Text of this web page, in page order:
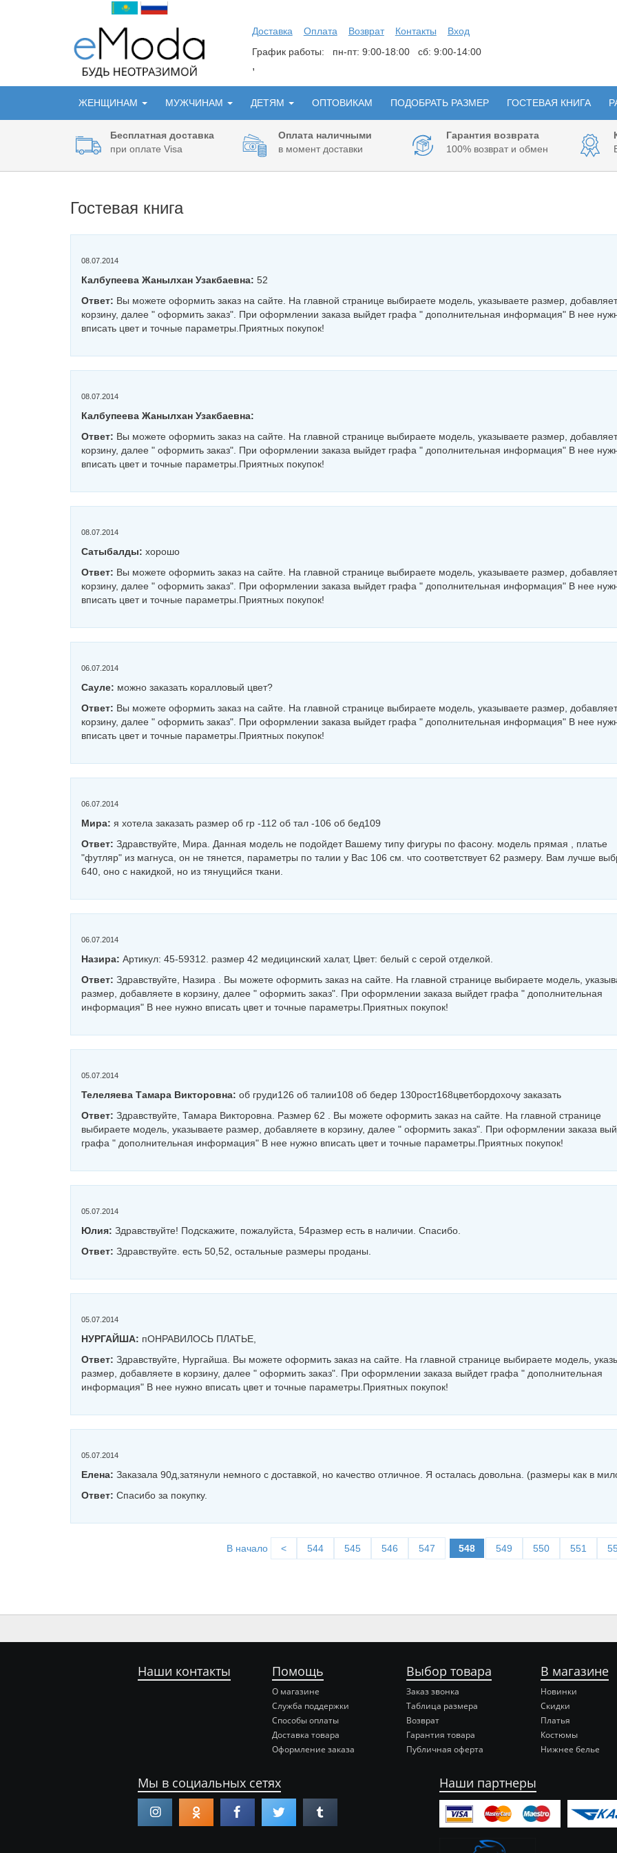
Доставка Оплата Возврат Контакты
Вход
График работы: пн-пт: 9:00-18:00 сб: 9:00-14:00
,
ЖЕНЩИНАМ МУЖЧИНАМ ДЕТЯМ ОПТОВИКАМ ПОДОБРАТЬ РАЗМЕР ГОСТЕВАЯ КНИГА
Бесплатная доставка
при оплате Visa
Оплата наличными
в момент доставки
Гарантия возврата
100% возврат и обмен
Гостевая книга
08.07.2014
Калбупеева Жанылхан Узакбаевна: 52
Ответ: Вы можете оформить заказ на сайте. На главной странице выбираете модель, указываете размер,
корзину, далее " оформить заказ". При оформлении заказа выйдет графа " дополнительная информация" В нее
вписать цвет и точные параметры.Приятных покупок!
08.07.2014
Калбупеева Жанылхан Узакбаевна:
Ответ: Вы можете оформить заказ на сайте. На главной странице выбираете модель, указываете размер,
корзину, далее " оформить заказ". При оформлении заказа выйдет графа " дополнительная информация" В нее
вписать цвет и точные параметры.Приятных покупок!
08.07.2014
Сатыбалды: хорошо
Ответ: Вы можете оформить заказ на сайте. На главной странице выбираете модель, указываете размер,
корзину, далее " оформить заказ". При оформлении заказа выйдет графа " дополнительная информация" В нее
вписать цвет и точные параметры.Приятных покупок!
06.07.2014
Сауле: можно заказать коралловый цвет?
Ответ: Вы можете оформить заказ на сайте. На главной странице выбираете модель, указываете размер,
корзину, далее " оформить заказ". При оформлении заказа выйдет графа " дополнительная информация" В нее
вписать цвет и точные параметры.Приятных покупок!
06.07.2014
Мира: я хотела заказать размер об гр -112 об тал -106 об бед109
Ответ: Здравствуйте, Мира. Данная модель не подойдет Вашему типу фигуры по фасону. модель прямая , платье
"футляр" из магнуса, он не тянется, параметры по талии у Вас 106 см. что соответствует 62 размеру. Вам лучше
640, оно с накидкой, но из тянущийся ткани.
06.07.2014
Назира: Артикул: 45-59312. размер 42 медицинский халат, Цвет: белый с серой отделкой.
Ответ: Здравствуйте, Назира . Вы можете оформить заказ на сайте. На главной странице выбираете модель,
размер, добавляете в корзину, далее " оформить заказ". При оформлении заказа выйдет графа " дополнительная
информация" В нее нужно вписать цвет и точные параметры.Приятных покупок!
05.07.2014
Телеляева Тамара Викторовна: об груди126 об талии108 об бедер 130рост168цветбордохочу заказать
Ответ: Здравствуйте, Тамара Викторовна. Размер 62 . Вы можете оформить заказ на сайте. На главной странице
выбираете модель, указываете размер, добавляете в корзину, далее " оформить заказ". При оформлении заказа
графа " дополнительная информация" В нее нужно вписать цвет и точные параметры.Приятных покупок!
05.07.2014
Юлия: Здравствуйте! Подскажите, пожалуйста, 54размер есть в наличии. Спасибо.
Ответ: Здравствуйте. есть 50,52, остальные размеры проданы.
05.07.2014
НУРГАЙША: пОНРАВИЛОСЬ ПЛАТЬЕ,
Ответ: Здравствуйте, Нургайша. Вы можете оформить заказ на сайте. На главной странице выбираете модель,
размер, добавляете в корзину, далее " оформить заказ". При оформлении заказа выйдет графа " дополнительная
информация" В нее нужно вписать цвет и точные параметры.Приятных покупок!
05.07.2014
Елена: Заказала 90д,затянули немного с доставкой, но качество отличное. Я осталась довольна. (размеры как в
Ответ: Спасибо за покупку.
В начало < 544 545 546 547 548 549 550 551
Наши контакты Помощь
О магазине
Служба поддержки
Способы оплаты
Доставка товара
Оформление заказа
Выбор товара
Заказ звонка
Таблица размера
Возврат
Гарантия товара
Публичная оферта
В магазине
Новинки
Скидки
Платья
Костюмы
Нижнее белье
Мы в социальных сетях Наши партнеры